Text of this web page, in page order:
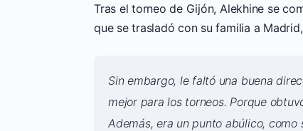
Tras el torneo de Gijón, Alekhine se
que se trasladó con su familia a
Sin embargo, le faltó una buena
mejor para los torneos. Porque
Además, era un punto abúlico,